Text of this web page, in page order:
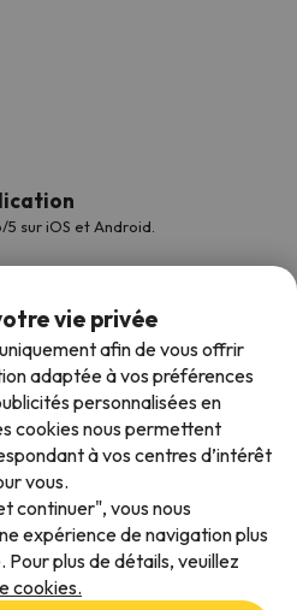
sur iOS et Android.
vie privée
afin de vous offrir
adaptée à vos préférences
personnalisées en
cookies nous permettent
à vos centres d’intérêt
vous.
continuer", vous nous
expérience de navigation plus
plus de détails, veuillez
cookies.